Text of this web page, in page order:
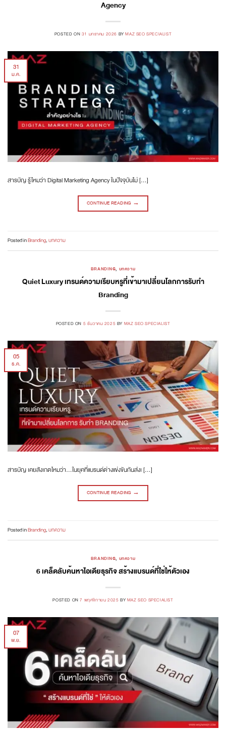
Agency
POSTED ON 31 มกราคม 2026 BYMAZ SEO SPECIALIST
31
ม.ค.
สารบัญ รู้ไหมว่า Digital Marketing Agency ในปัจจุบันไม่ […]
CONTINUE READING →
Posted inBranding,บทความ
BRANDING, บทความ
Quiet Luxury เทรนด์ความเรียบหรูที่เข้ามาเปลี่ยนโลกการรับทำ
Branding
POSTED ON 5 ธันวาคม 2025 BY MAZ SEO SPECIALIST
05
ธ.ค.
สารบัญ เคยสังเกตไหมว่า…ในยุคที่แบรนด์ต่างแข่งขันกันส่งเ […]
CONTINUE READING →
Posted inBranding,บทความ
BRANDING, บทความ
6 เคล็ดลับค้นหาไอเดียธุรกิจ สร้างแบรนด์ที่ใช่ให้ตัวเอง
POSTED ON7 พฤศจิกายน 2025 BY MAZ SEO SPECIALIST
07
พ.ย.